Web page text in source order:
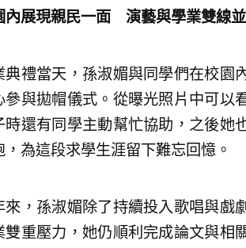
內展現親民一面 演藝與學業雙線
典禮當天，孫淑媚與同學們在校園
參與拋帽儀式。從曝光照片中可以
時還有同學主動幫忙協助，之後她
，為這段求學生涯留下難忘回憶。
來，孫淑媚除了持續投入歌唱與戲
雙重壓力，她仍順利完成論文與相